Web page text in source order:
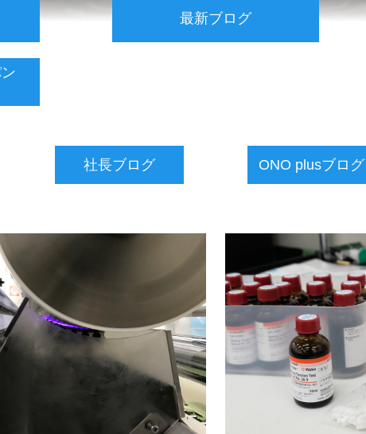
最新ブログ
社長ブログ ONO plusブログ